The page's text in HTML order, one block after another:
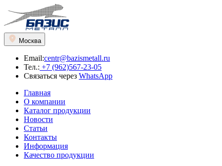
Москва
Email:centr@bazismetall.ru
Тел.: +7 (962)567-23-05
Связаться через WhatsApp
Главная
О компании
Каталог продукции
Новости
Статьи
Контакты
Информация
Качество продукции